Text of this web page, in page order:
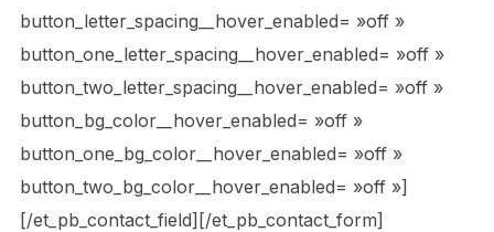
button_letter_spacing__hover_enabled= »off »
button_one_letter_spacing__hover_enabled= »off »
button_two_letter_spacing__hover_enabled= »off »
button_bg_color__hover_enabled= »off »
button_one_bg_color__hover_enabled= »off »
button_two_bg_color__hover_enabled= »off »]
[/et_pb_contact_field][/et_pb_contact_form]